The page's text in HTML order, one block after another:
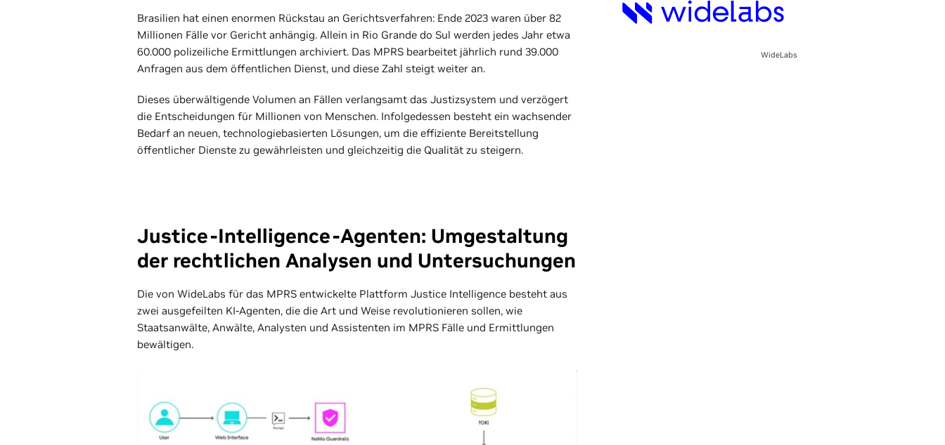
Brasilien hat einen enormen Rückstau an Gerichtsverfahren: Ende 2023 waren über 82
Millionen Fälle vor Gericht anhängig. Allein in Rio Grande do Sul werden jedes Jahr etwa
60.000 polizeiliche Ermittlungen archiviert. Das MPRS bearbeitet jährlich rund 39.000
Anfragen aus dem öffentlichen Dienst, und diese Zahl steigt weiter an.
Dieses überwältigende Volumen an Fällen verlangsamt das Justizsystem und verzögert
die Entscheidungen für Millionen von Menschen. Infolgedessen besteht ein wachsender
Bedarf an neuen, technologiebasierten Lösungen, um die effiziente Bereitstellung
öffentlicher Dienste zu gewährleisten und gleichzeitig die Qualität zu steigern.
WideLabs
Justice-Intelligence-Agenten: Umgestaltung
der rechtlichen Analysen und Untersuchungen
Die von WideLabs für das MPRS entwickelte Plattform Justice Intelligence besteht aus
zwei ausgefeilten KI-Agenten, die die Art und Weise revolutionieren sollen, wie
Staatsanwälte, Anwälte, Analysten und Assistenten im MPRS Fälle und Ermittlungen
bewältigen.